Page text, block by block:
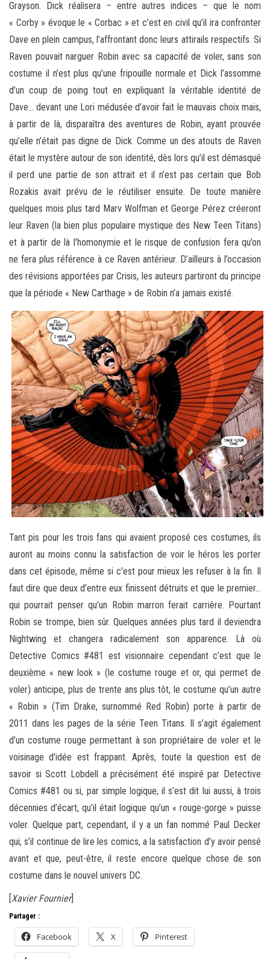
Grayson. Dick réalisera – entre autres indices – que le nom
« Corby » évoque le « Corbac » et c’est en civil qu’il ira confronter
Dave en plein campus, l’affrontant donc leurs attirails respectifs. Si
Raven pouvait narguer Robin avec sa capacité de voler, sans son
costume il n’est plus qu’une fripouille normale et Dick l’assomme
d’un coup de poing tout en expliquant la véritable identité de
Dave… devant une Lori médusée d’avoir fait le mauvais choix mais,
à partir de là, disparaîtra des aventures de Robin, ayant prouvée
qu’elle n’était pas digne de Dick. Comme un des atouts de Raven
était le mystère autour de son identité, dès lors qu’il est démasqué
il perd une partie de son attrait et il n’est pas certain que Bob
Rozakis avait prévu de le réutiliser ensuite. De toute manière
quelques mois plus tard Marv Wolfman et George Pérez créeront
leur Raven (la bien plus populaire mystique des New Teen Titans)
et à partir de là l’homonymie et le risque de confusion fera qu’on
ne fera plus référence à ce Raven antérieur. D’ailleurs à l’occasion
des révisions apportées par Crisis, les auteurs partiront du principe
que la période « New Carthage » de Robin n’a jamais existé.
Tant pis pour les trois fans qui avaient proposé ces costumes, ils
auront au moins connu la satisfaction de voir le héros les porter
dans cet épisode, même si c’est pour mieux les refuser à la fin. Il
faut dire que deux d’entre eux finissent détruits et que le premier…
qui pourrait penser qu’un Robin marron ferait carrière. Pourtant
Robin se trompe, bien sûr. Quelques années plus tard il deviendra
Nightwing et changera radicalement son apparence. Là où
Detective Comics #481 est visionnaire cependant c’est que le
deuxième « new look » (le costume rouge et or, qui permet de
voler) anticipe, plus de trente ans plus tôt, le costume qu’un autre
« Robin » (Tim Drake, surnommé Red Robin) porte à partir de
2011 dans les pages de la série Teen Titans. Il s’agit également
d’un costume rouge permettant à son propriétaire de voler et le
voisinage d’idée est frappant. Après, toute la question est de
savoir si Scott Lobdell a précisément été inspiré par Detective
Comics #481 ou si, par simple logique, il s’est dit lui aussi, à trois
décennies d’écart, qu’il était logique qu’un « rouge-gorge » puisse
voler. Quelque part, cependant, il y a un fan nommé Paul Decker
qui, s’il continue de lire les comics, a la satisfaction d’y avoir pensé
avant et que, peut-être, il reste encore quelque chose de son
costume dans le nouvel univers DC.
[Xavier Fournier]
Partager :
Facebook X Pinterest